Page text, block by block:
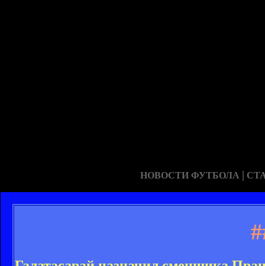
НОВОСТИ ФУТБОЛА |